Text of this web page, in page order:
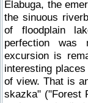
Elabuga, the
the sinuous
of floodplain
perfection was
excursion is
interesting
of view. That is
skazka" ("Forest